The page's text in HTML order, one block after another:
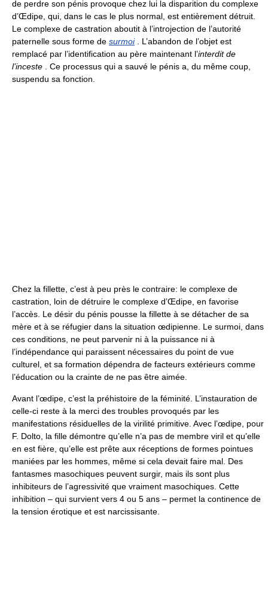
de perdre son pénis provoque chez lui la disparition du complexe
d’Œdipe, qui, dans le cas le plus normal, est entièrement détruit.
Le complexe de castration aboutit à l’introjection de l’autorité
paternelle sous forme de surmoi. L’abandon de l’objet est
remplacé par l’identification au père maintenant l’interdit de
l’inceste . Ce processus qui a sauvé le pénis a, du même coup,
suspendu sa fonction.
Chez la fillette, c’est à peu près le contraire: le complexe de
castration, loin de détruire le complexe d’Œdipe, en favorise
l’accès. Le désir du pénis pousse la fillette à se détacher de sa
mère et à se réfugier dans la situation œdipienne. Le surmoi, dans
ces conditions, ne peut parvenir ni à la puissance ni à
l’indépendance qui paraissent nécessaires du point de vue
culturel, et sa formation dépendra de facteurs extérieurs comme
l’éducation ou la crainte de ne pas être aimée.
Avant l’œdipe, c’est la préhistoire de la féminité. L’instauration de
celle-ci reste à la merci des troubles provoqués par les
manifestations résiduelles de la virilité primitive. Avec l’œdipe, pour
F. Dolto, la fille démontre qu’elle n’a pas de membre viril et qu’elle
en est fière, qu’elle est prête aux réceptions de formes pointues
maniées par les hommes, même si cela devait faire mal. Des
fantasmes masochiques peuvent surgir, mais ils sont plus
inhibiteurs de l’agressivité que vraiment masochiques. Cette
inhibition – qui survient vers 4 ou 5 ans – permet la continence de
la tension érotique et est narcissisante.